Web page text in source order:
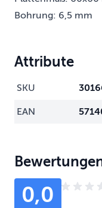
Bohrung: 6,5 mm
Attribute
SKU
EAN
0,0